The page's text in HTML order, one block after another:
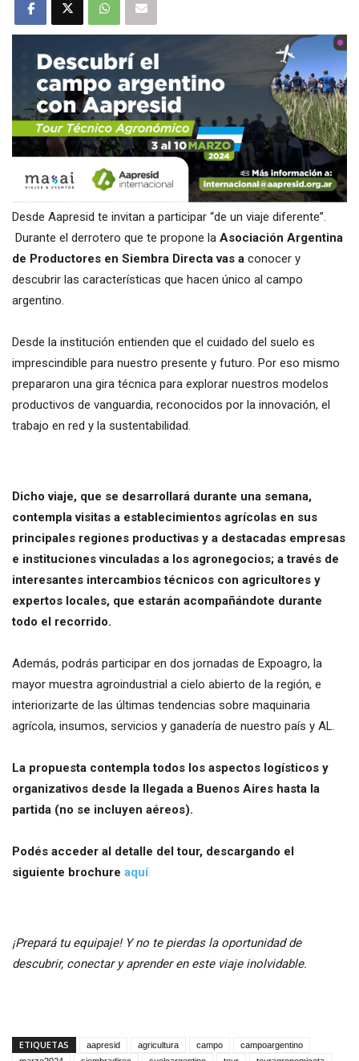
Desde Aapresid te invitan a participar “de un viaje diferente”.
Durante el derrotero que te propone la Asociación Argentina
de Productores en Siembra Directa vas a conocer y
descubrir las características que hacen único al campo
argentino.
Desde la institución entienden que el cuidado del suelo es
imprescindible para nuestro presente y futuro. Por eso mismo
prepararon una gira técnica para explorar nuestros modelos
productivos de vanguardia, reconocidos por la innovación, el
trabajo en red y la sustentabilidad.
Dicho viaje, que se desarrollará durante una semana,
contempla visitas a establecimientos agrícolas en sus
principales regiones productivas y a destacadas empresas
e instituciones vinculadas a los agronegocios; a través de
interesantes intercambios técnicos con agricultores y
expertos locales, que estarán acompañándote durante
todo el recorrido.
Además, podrás participar en dos jornadas de Expoagro, la
mayor muestra agroindustrial a cielo abierto de la región, e
interiorizarte de las últimas tendencias sobre maquinaria
agrícola, insumos, servicios y ganadería de nuestro país y AL.
La propuesta contempla todos los aspectos logísticos y
organizativos desde la llegada a Buenos Aires hasta la
partida (no se incluyen aéreos).
Podés acceder al detalle del tour, descargando el
siguiente brochure aquí.
¡Prepará tu equipaje! Y no te pierdas la oportunidad de
descubrir, conectar y aprender en este viaje inolvidable.
ETIQUETAS aapresid agricultura campo
campoargentino